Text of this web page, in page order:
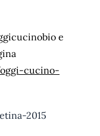
e
cucino-